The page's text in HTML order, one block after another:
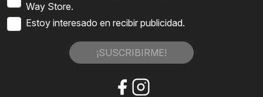
Way Store.
Estoy interesado en recibir publicidad.
¡SUSCRIBIRME!